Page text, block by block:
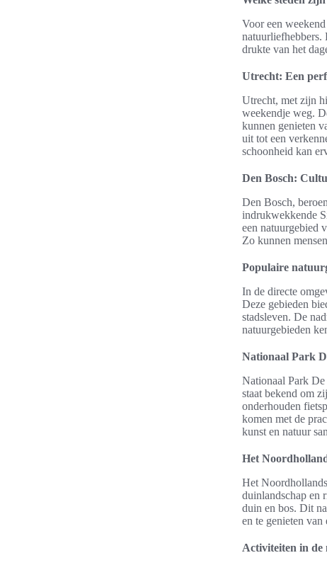
Voor een
natuurliefhebbers.
drukte van het
Utrecht: Een
Utrecht, met zijn
weekendje weg.
kunnen genieten
uit tot een
schoonheid kan
Den Bosch:
Den Bosch,
indrukwekkende
een natuurgebied
Zo kunnen
Populaire
In de directe
Deze gebieden
stadsleven. De
natuurgebieden
Nationaal Park
Nationaal Park
staat bekend om
onderhouden
komen met de
kunst en natuur
Het
Het
duinlandschap en
duin en bos. Dit
en te genieten van
Activiteiten in de